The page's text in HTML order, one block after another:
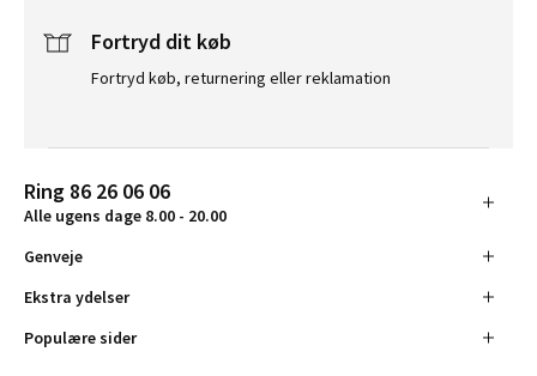
Fortryd dit køb
Fortryd køb, returnering eller reklamation
Ring 86 26 06 06
Alle ugens dage 8.00 - 20.00
Genveje
Ekstra ydelser
Populære sider